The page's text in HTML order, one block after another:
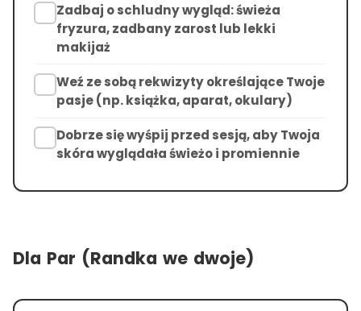
Zadbaj o schludny wygląd: świeża
fryzura, zadbany zarost lub lekki
makijaż
Weź ze sobą rekwizyty określające Twoje
pasje (np. książka, aparat, okulary)
Dobrze się wyśpij przed sesją, aby Twoja
skóra wyglądała świeżo i promiennie
Dla Par (Randka we dwoje)